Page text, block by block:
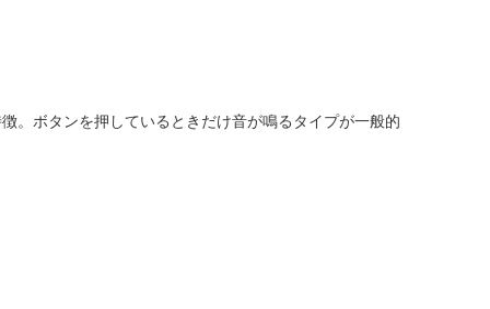
。ボタンを押しているときだけ音が鳴るタイプが一般的